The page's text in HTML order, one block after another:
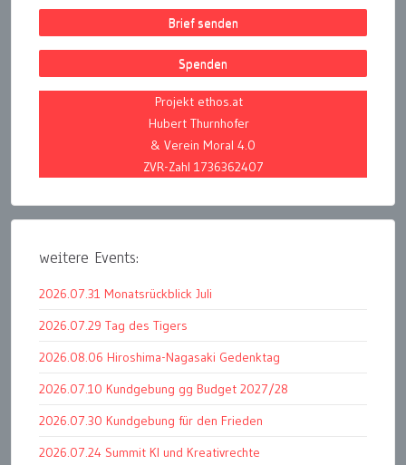
Brief senden
Spenden
Projekt ethos.at
Hubert Thurnhofer
& Verein Moral 4.0
ZVR-Zahl 1736362407
weitere Events:
2026.07.31 Monatsrückblick Juli
2026.07.29 Tag des Tigers
2026.08.06 Hiroshima-Nagasaki Gedenktag
2026.07.10 Kundgebung gg Budget 2027/28
2026.07.30 Kundgebung für den Frieden
2026.07.24 Summit KI und Kreativrechte